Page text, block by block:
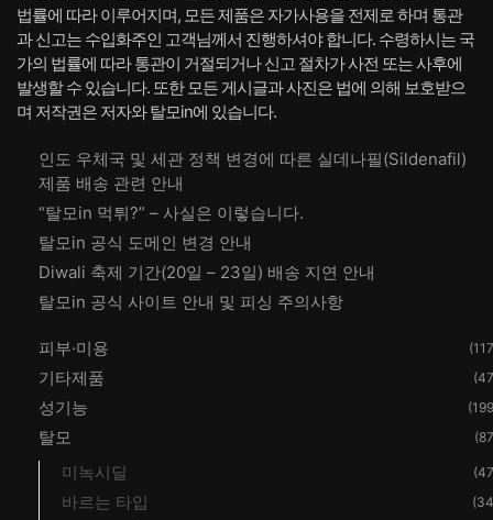
법률에 따라 이루어지며, 모든 제품은 자가사용을 전제로 하며 통관
과 신고는 수입화주인 고객님께서 진행하셔야 합니다. 수령하시는 국
가의 법률에 따라 통관이 거절되거나 신고 절차가 사전 또는 사후에
발생할 수 있습니다. 또한 모든 게시글과 사진은 법에 의해 보호받으
며 저작권은 저자와 탈모in에 있습니다.
인도 우체국 및 세관 정책 변경에 따른 실데나필(Sildenafil)
제품 배송 관련 안내
“탈모in 먹튀?” – 사실은 이렇습니다.
탈모in 공식 도메인 변경 안내
Diwali 축제 기간(20일 – 23일) 배송 지연 안내
탈모in 공식 사이트 안내 및 피싱 주의사항
피부·미용
기타제품
성기능
탈모
미녹시딜
바르는 타입